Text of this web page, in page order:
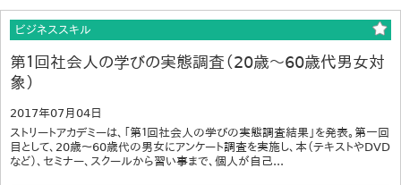
ビジネススキル
第１回社会人の学びの実態調査（20歳〜60歳代男女対
象）
2017年07月04日
ストリートアカデミーは、「第１回社会人の学びの実態調査結果」を発表。第一回
目として、20歳〜60歳代の男女にアンケート調査を実施し、本（テキストやDVD
など）、セミナー、スクールから習い事まで、個人が自己...